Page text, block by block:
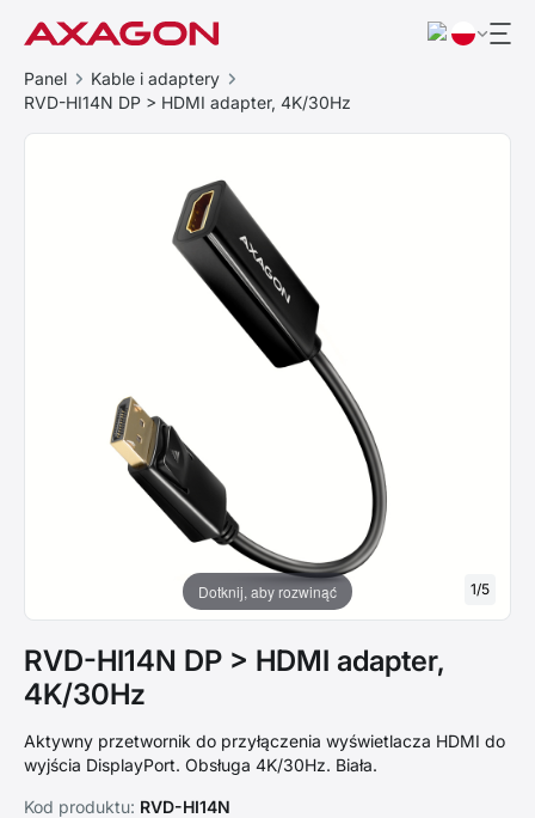
Panel
Kable i adaptery
RVD-HI14N DP > HDMI adapter, 4K/30Hz
Dotknij, aby rozwinąć 1/5
RVD-HI14N DP > HDMI adapter,
4K/30Hz
Aktywny przetwornik do przyłączenia wyświetlacza HDMI do
wyjścia DisplayPort. Obsługa 4K/30Hz. Biała.
Kod produktu: RVD-HI14N